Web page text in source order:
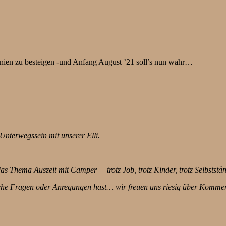
zu besteigen -und Anfang August ’21 soll’s nun wahr…
mit unserer Elli.
Thema Auszeit mit Camper – trotz Job, trotz Kinder, trotz
Fragen oder Anregungen hast… wir freuen uns riesig über